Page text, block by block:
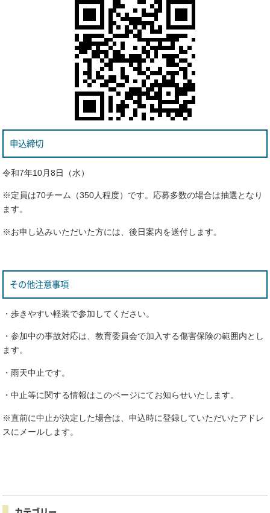
申込締切
令和7年10月8日（水）
※定員は70チーム（350人程度）です。応募多数の場合は抽選となり
ます。
※お申し込みいただいた方には、後日案内を送付します。
その他注意事項
・歩きやすい軽装で参加してください。
・参加中の事故対応は、教育委員会で加入する傷害保険の範囲内とし
ます。
・雨天中止です。
・中止等に関する情報はこのページにてお知らせいたします。
※直前に中止が決定した場合は、申込時に登録していただいたアドレ
スにメールします。